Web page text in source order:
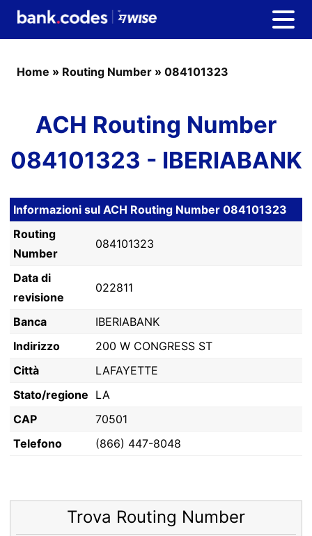
Home » Routing Number » 084101323
ACH Routing Number
084101323 - IBERIABANK
Informazioni sul ACH Routing Number 084101323
Routing
Number
084101323
Data di
revisione
022811
Banca
IBERIABANK
Indirizzo
200 W CONGRESS ST
Città
LAFAYETTE
Stato/regione LA
CAP
70501
Telefono
(866) 447-8048
Trova Routing Number